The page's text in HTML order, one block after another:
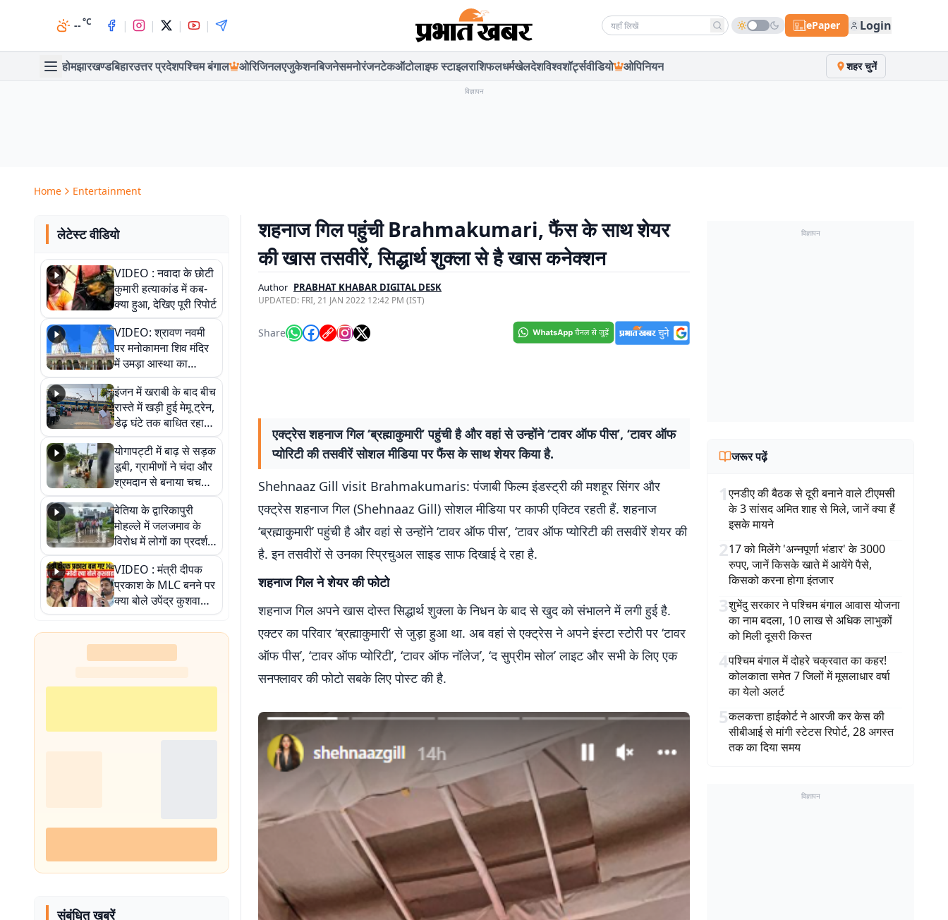
--°C | | | | Search news ePaper Login
होमझारखण्डबिहारउत्तर प्रदेशपश्चिम बंगाल ओरिजिनलएजुकेशनबिजनेसमनोरंजनटेकऑटोलाइफ स्टाइलराशिफलधर्मखेलदेशविश्वशॉर्ट्सवीडियो ओपिनियन शहर चुनें
विज्ञापन
Home Entertainment
लेटेस्ट वीडियो
VIDEO : नवादा के छोटी
कुमारी हत्याकांड में कब-
क्या हुआ, देखिए पूरी रिपोर्ट
VIDEO: श्रावण नवमी
पर मनोकामना शिव मंदिर
में उमड़ा आस्था का
सैलाब, हर-हर महादेव के
जयघोष से गूंजा परिसर
इंजन में खराबी के बाद बीच
रास्ते में खड़ी हुई मेमू ट्रेन,
डेढ़ घंटे तक बाधित रहा
आवागमन
योगापट्टी में बाढ़ से सड़क
डूबी, ग्रामीणों ने चंदा और
श्रमदान से बनाया चचरी
पुल
बेतिया के द्वारिकापुरी
मोहल्ले में जलजमाव के
विरोध में लोगों का प्रदर्शन,
स्थायी समाधान की मांग
VIDEO : मंत्री दीपक
प्रकाश के MLC बनने पर
क्या बोले उपेंद्र कुशवाहा,
सुनिए
संबंधित खबरें
शहनाज गिल पहुंची Brahmakumari, फैंस के साथ शेयर
की खास तसवीरें, सिद्धार्थ शुक्ला से है खास कनेक्शन
Author PRABHAT KHABAR DIGITAL DESK
UPDATED: FRI, 21 JAN 2022 12:42 PM (IST)
Share
एक्ट्रेस शहनाज गिल ‘ब्रह्माकुमारी’ पहुंची है और वहां से उन्होंने ‘टावर ऑफ पीस’, ‘टावर ऑफ
प्योरिटी की तसवीरें सोशल मीडिया पर फैंस के साथ शेयर किया है.
Shehnaaz Gill visit Brahmakumaris: पंजाबी फिल्म इंडस्ट्री की मशहूर सिंगर और
एक्ट्रेस शहनाज गिल (Shehnaaz Gill) सोशल मीडिया पर काफी एक्टिव रहती हैं. शहनाज
‘ब्रह्माकुमारी’ पहुंची है और वहां से उन्होंने ‘टावर ऑफ पीस’, ‘टावर ऑफ प्योरिटी की तसवीरें शेयर की
है. इन तसवीरों से उनका स्प्रिचुअल साइड साफ दिखाई दे रहा है.
शहनाज गिल ने शेयर की फोटो
शहनाज गिल अपने खास दोस्त सिद्धार्थ शुक्ला के निधन के बाद से खुद को संभालने में लगी हुई है.
एक्टर का परिवार ‘ब्रह्माकुमारी’ से जुड़ा हुआ था. अब वहां से एक्ट्रेस ने अपने इंस्टा स्टोरी पर ‘टावर
ऑफ पीस’, ‘टावर ऑफ प्योरिटी’, ‘टावर ऑफ नॉलेज’, ‘द सुप्रीम सोल’ लाइट और सभी के लिए एक
सनफ्लावर की फोटो सबके लिए पोस्ट की है.
विज्ञापन
जरूर पढ़ें
1एनडीए की बैठक से दूरी बनाने वाले टीएमसी
के 3 सांसद अमित शाह से मिले, जानें क्या हैं
इसके मायने
217 को मिलेंगे 'अन्नपूर्णा भंडार' के 3000
रुपए, जानें किसके खाते में आयेंगे पैसे,
किसको करना होगा इंतजार
3शुभेंदु सरकार ने पश्चिम बंगाल आवास योजना
का नाम बदला, 10 लाख से अधिक लाभुकों
को मिली दूसरी किस्त
4पश्चिम बंगाल में दोहरे चक्रवात का कहर!
कोलकाता समेत 7 जिलों में मूसलाधार वर्षा
का येलो अलर्ट
5कलकत्ता हाईकोर्ट ने आरजी कर केस की
सीबीआई से मांगी स्टेटस रिपोर्ट, 28 अगस्त
तक का दिया समय
विज्ञापन